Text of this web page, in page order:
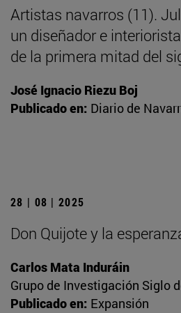
Artistas navarros (11).
un diseñador e
de la primera mitad del
José Ignacio Riezu Boj
Publicado en: Diario de
28 | 08 | 2025
Don Quijote y la
Carlos Mata Induráin
Grupo de Investigación Siglo
Publicado en: Expansión